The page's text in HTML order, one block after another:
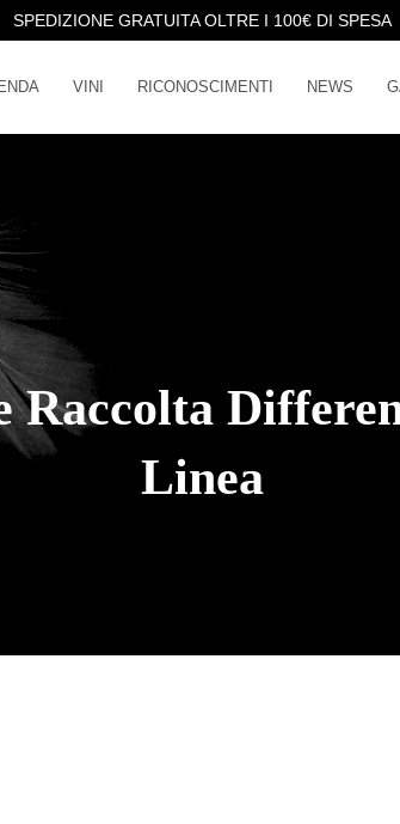
SPEDIZIONE GRATUITA OLTRE I 100€ DI SPESA
VINI RICONOSCIMENTI NEWS
Raccolta
Linea